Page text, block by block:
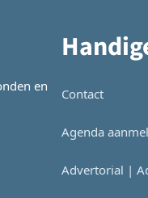
en
Contact
Agenda
Advertorial |